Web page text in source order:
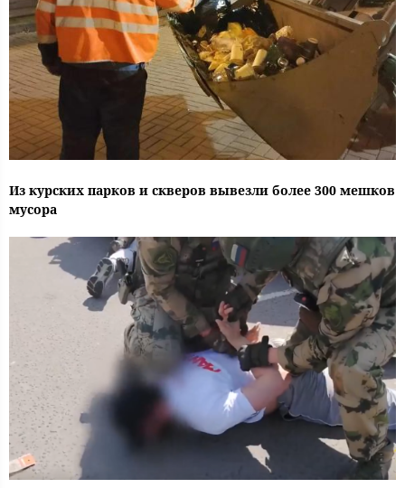
Из курских парков и скверов вывезли более 300 мешков
мусора